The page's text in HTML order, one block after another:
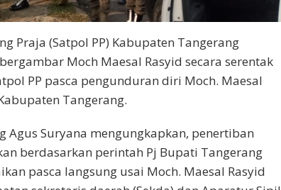
Praja (Satpol PP) Kabupaten Tangerang
Moch Maesal Rasyid secara serentak
PP pasca pengunduran diri Moch. Maesal
Tangerang.
Agus Suryana mengungkapkan, penertiban
berdasarkan perintah Pj Bupati Tangerang
pasca langsung usai Moch. Maesal Rasyid